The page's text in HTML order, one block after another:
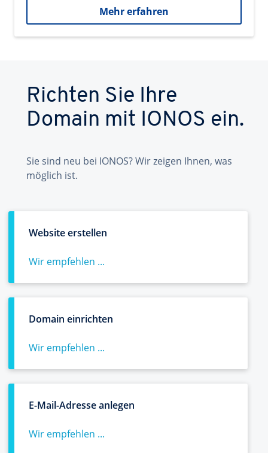
Mehr erfahren
Richten Sie Ihre
Domain mit IONOS ein.
Sie sind neu bei IONOS? Wir zeigen Ihnen, was
möglich ist.
Website erstellen
Wir empfehlen ...
Domain einrichten
Wir empfehlen ...
E-Mail-Adresse anlegen
Wir empfehlen ...